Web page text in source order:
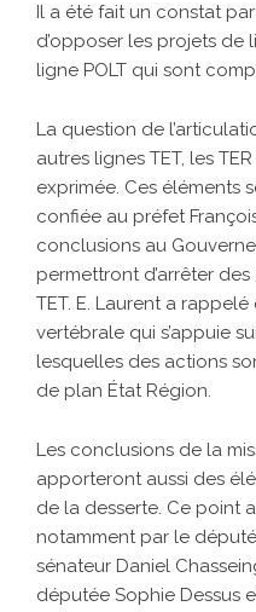
Il a été fait un constat
d’opposer les projets de
ligne POLT qui sont
La question de
autres lignes TET, les
exprimée. Ces éléments
confiée au préfet
conclusions au
permettront d’arrêter
TET. E. Laurent a
vertébrale qui s’appuie
lesquelles des actions
de plan État Région.
Les conclusions de la
apporteront aussi des
de la desserte. Ce point
notamment par le
sénateur Daniel
députée Sophie Dessus